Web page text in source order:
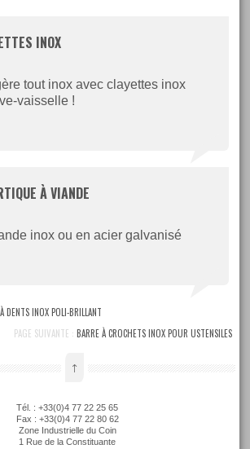
INOX
tout inox avec clayettes inox
vaisselle !
À VIANDE
inox ou en acier galvanisé
DENTS INOX POLI-BRILLANT
PAGE SUIVANTE : BARRE À CROCHETS INOX POUR USTENSILES
↑
Tél. : +33(0)4 77 22 25 65
Fax : +33(0)4 77 22 80 62
Zone Industrielle du Coin
1 Rue de la Constituante